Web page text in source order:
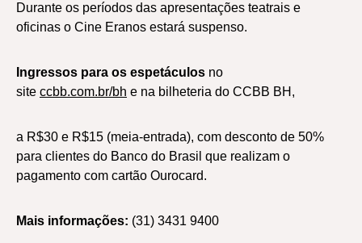
Durante os períodos das apresentações teatrais e
oficinas o Cine Eranos estará suspenso.
Ingressos para os espetáculos no
site ccbb.com.br/bh e na bilheteria do CCBB BH,
a R$30 e R$15 (meia-entrada), com desconto de 50%
para clientes do Banco do Brasil que realizam o
pagamento com cartão Ourocard.
Mais informações: (31) 3431 9400